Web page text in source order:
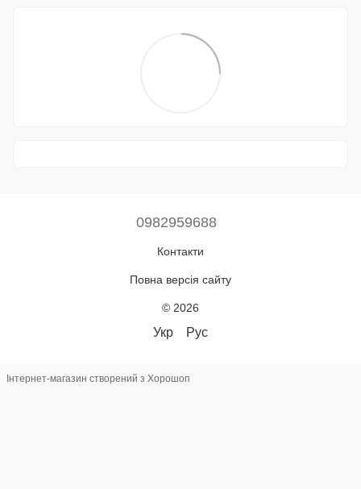
0982959688
Контакти
Повна версія сайту
© 2026
Укр Рус
Інтернет-магазин створений з Хорошоп